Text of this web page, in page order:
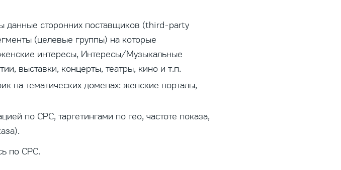
данные сторонних поставщиков (third-party
(целевые группы) на которые
женские интересы, Интересы/Музыкальные
выставки, концерты, театры, кино и т.п.
на тематических доменах: женские порталы,
по СРС, таргетингами по гео, частоте показа,
по СРС.